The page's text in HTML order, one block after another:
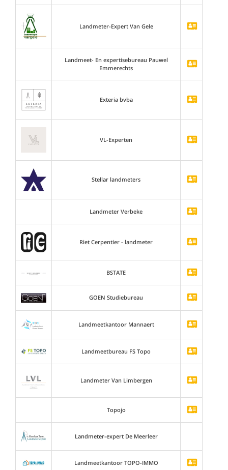
Landmeter-Expert Van Gele
Landmeet- En expertisebureau Pauwel
Emmerechts
Exteria bvba
VL-Experten
Stellar landmeters
Landmeter Verbeke
Riet Cerpentier - landmeter
BSTATE
GOEN Studiebureau
Landmeetkantoor Mannaert
Landmeetbureau FS Topo
Landmeter Van Limbergen
Topojo
Landmeter-expert De Meerleer
Landmeetkantoor TOPO-IMMO